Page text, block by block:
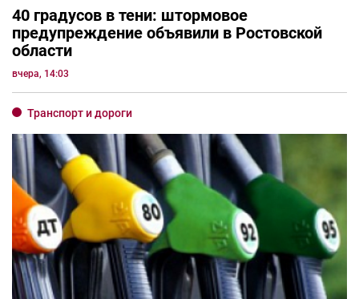
40 градусов в тени: штормовое
предупреждение объявили в Ростовской
области
вчера, 14:03
Транспорт и дороги